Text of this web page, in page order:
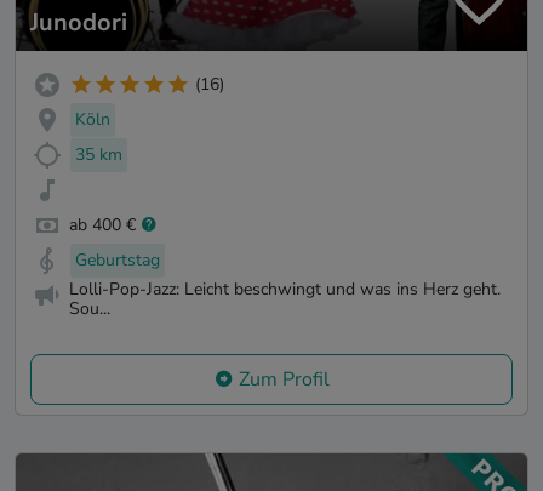
Junodori
(16)
Köln
35 km
ab 400 €
Geburtstag
Lolli-Pop-Jazz: Leicht beschwingt und was ins Herz geht.
Sou...
Zum Profil